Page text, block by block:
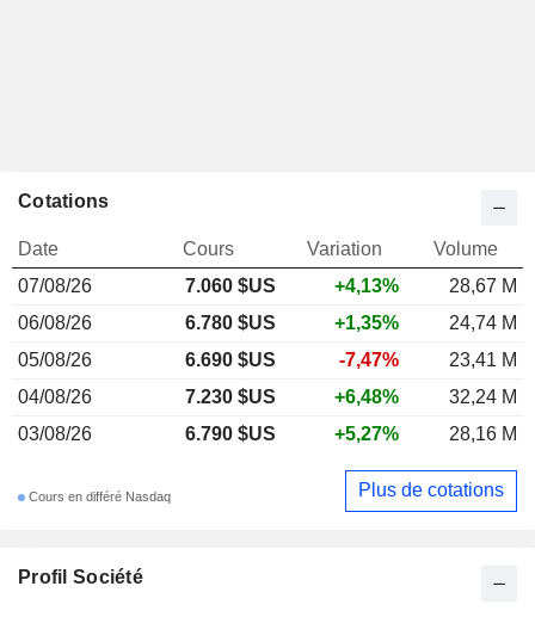
Profil Société
Cotations
Date Cours Variation
Volume
07/08/26
7.060 $US +4,13%
28,67 M
06/08/26
6.780 $US +1,35%
24,74 M
05/08/26
6.690 $US -7,47%
23,41 M
04/08/26
7.230 $US +6,48%
32,24 M
03/08/26
6.790 $US +5,27% 28,16 M
Cours en différé Nasdaq Plus de cotations